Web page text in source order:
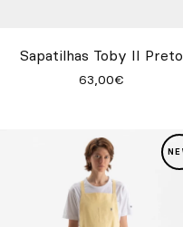
Inspire-se
ES EN
Sapatilhas Toby II Preto
63,00€